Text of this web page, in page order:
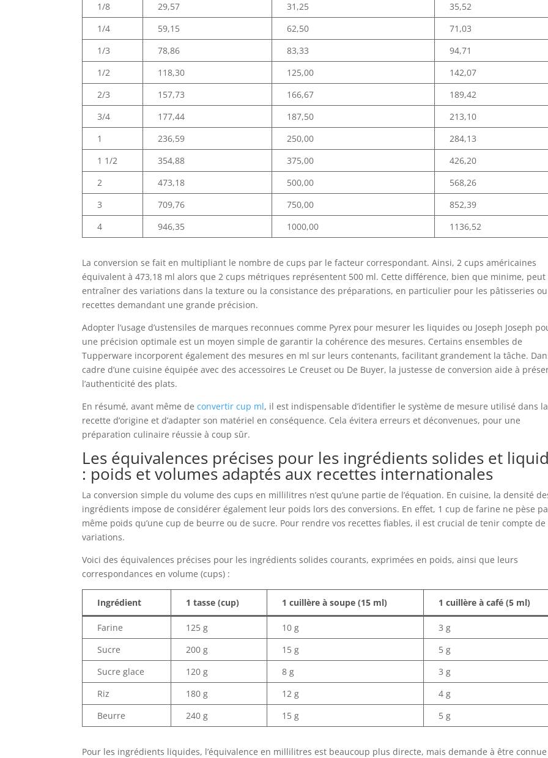
1/8 29,57 31,25
35,52
1/4
59,15 62,50
71,03
1/3
78,86 83,33
94,71
1/2
118,30 125,00
142,07
2/3
157,73 166,67
189,42
3/4
177,44 187,50
213,10
1
236,59 250,00
284,13
1 1/2
354,88 375,00
426,20
2
473,18 500,00
568,26
3
709,76 750,00
852,39
4
946,35 1000,00 1136,52
La conversion se fait en multipliant le nombre de cups par le facteur correspondant. Ainsi, 2 cups américaines
équivalent à 473,18 ml alors que 2 cups métriques représentent 500 ml. Cette différence, bien que minime, peut
entraîner des variations dans la texture ou la consistance des préparations, en particulier pour les pâtisseries
recettes demandant une grande précision.
Adopter l’usage d’ustensiles de marques reconnues comme Pyrex pour mesurer les liquides ou Joseph Joseph
une précision optimale est un moyen simple de garantir la cohérence des mesures. Certains ensembles de
Tupperware incorporent également des mesures en ml sur leurs contenants, facilitant grandement la tâche.
cadre d’une cuisine équipée avec des accessoires Le Creuset ou De Buyer, la justesse de conversion aide à
l’authenticité des plats.
En résumé, avant même deconvertir cup ml, il est indispensable d’identifier le système de mesure utilisé dans la
recette d’origine et d’adapter son matériel en conséquence. Cela évitera erreurs et déconvenues, pour une
préparation culinaire réussie à coup sûr.
Les équivalences précises pour les ingrédients solides et
: poids et volumes adaptés aux recettes internationales
La conversion simple du volume des cups en millilitres n’est qu’une partie de l’équation. En cuisine, la densité
ingrédients impose de considérer également leur poids lors des conversions. En effet, 1 cup de farine ne pèse
même poids qu’une cup de beurre ou de sucre. Pour rendre vos recettes fiables, il est crucial de tenir compte de
variations.
Voici des équivalences précises pour les ingrédients solides courants, exprimées en poids, ainsi que leurs
correspondances en volume (cups) :
Ingrédient 1 tasse (cup) 1 cuillère à soupe (15 ml) 1 cuillère à café (5 ml)
Farine 125 g 10 g
3 g
Sucre
200 g 15 g
5 g
Sucre glace
120 g 8 g
3 g
Riz
180 g 12 g
4 g
Beurre
240 g 15 g 5 g
Pour les ingrédients liquides, l’équivalence en millilitres est beaucoup plus directe, mais demande à être connue